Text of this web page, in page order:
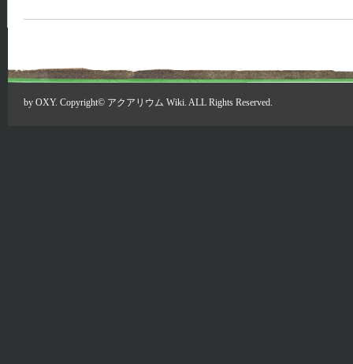
by OXY. Copyright© アクアリウム Wiki. ALL Rights Reserved.